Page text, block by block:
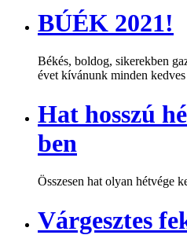
BÚÉK 2021!
Békés, boldog, sikerekben
évet kívánunk minden
Hat hosszú
ben
Összesen hat olyan hétvége
Várgesztes